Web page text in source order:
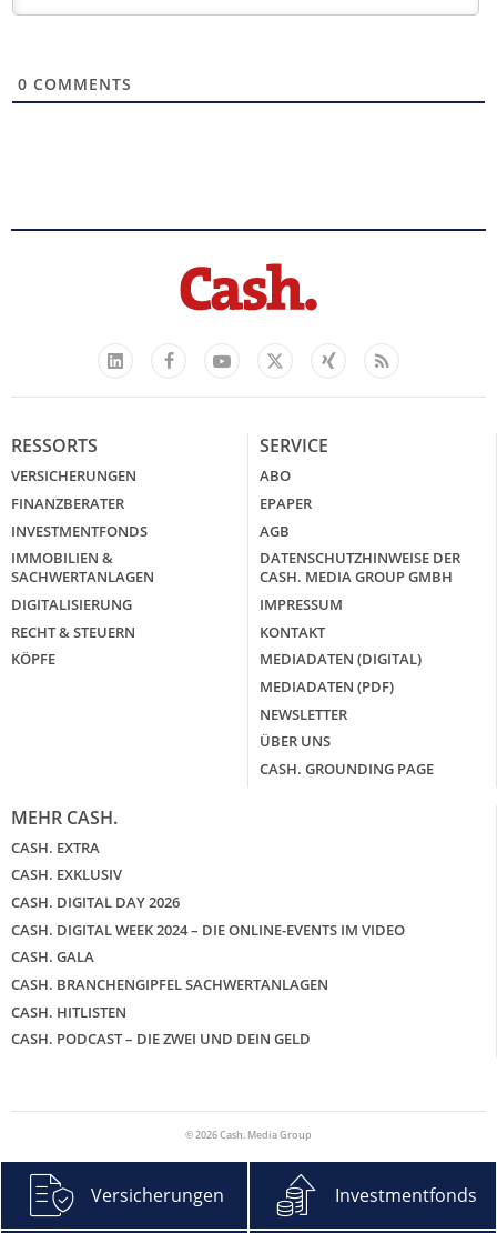
0 COMMENTS
LinkedIn
FacebookYouTube
X
Xing Feed
RESSORTS
VERSICHERUNGEN
FINANZBERATER
INVESTMENTFONDS
IMMOBILIEN &
SACHWERTANLAGEN
DIGITALISIERUNG
RECHT & STEUERN
KÖPFE
SERVICE
ABO
EPAPER
AGB
DATENSCHUTZHINWEISE DER
CASH. MEDIA GROUP GMBH
IMPRESSUM
KONTAKT
MEDIADATEN (DIGITAL)
MEDIADATEN (PDF)
NEWSLETTER
ÜBER UNS
CASH. GROUNDING PAGE
MEHR CASH.
CASH. EXTRA
CASH. EXKLUSIV
CASH. DIGITAL DAY 2026
CASH. DIGITAL WEEK 2024 – DIE ONLINE-EVENTS IM VIDEO
CASH. GALA
CASH. BRANCHENGIPFEL SACHWERTANLAGEN
CASH. HITLISTEN
CASH. PODCAST – DIE ZWEI UND DEIN GELD
© 2026 Cash. Media Group
Versicherungen Investmentfonds